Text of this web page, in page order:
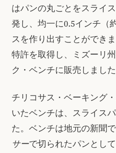
はパンの丸ごとをスライ
発し、均一に0.5インチ（
スを作り出すことができ
特許を取得し、ミズーリ
ク・ベンチに販売しました
チリコサス・ベーキング
いたベンチは、スライス
た。ベンチは地元の新聞で
サーで切られたパンとし